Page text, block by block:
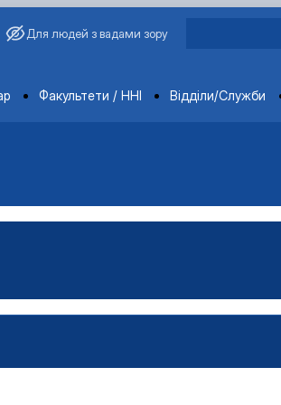
Для людей з вадами зору
Факультети / ННІ Відділи/Служби